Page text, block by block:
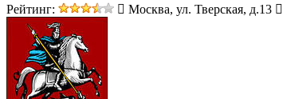
Рейтинг: Москва, ул. Тверская, д.13